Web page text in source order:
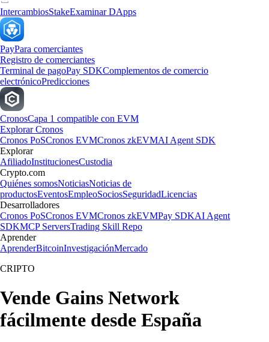
IntercambiosStakeExaminar DApps
PayPara comerciantes
Registro de comerciantes
Terminal de pagoPay SDKComplementos de comercio
electrónicoPredicciones
CronosCapa 1 compatible con EVM
Explorar Cronos
Cronos PoSCronos EVMCronos zkEVMAI Agent SDK
Explorar
AfiliadoInstitucionesCustodia
Crypto.com
Quiénes somosNoticiasNoticias de
productosEventosEmpleoSociosSeguridadLicencias
Desarrolladores
Cronos PoSCronos EVMCronos zkEVMPay SDKAI Agent
SDKMCP ServersTrading Skill Repo
Aprender
AprenderBitcoinInvestigaciónMercado
CRIPTO
Vende Gains Network
fácilmente desde España